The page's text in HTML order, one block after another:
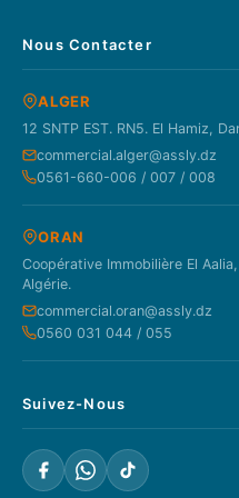
Nous Contacter
ALGER
12 SNTP EST. RN5. El Hamiz,
commercial.alger@assly.dz
0561-660-006 / 007 / 008
ORAN
Coopérative Immobilière El
Algérie.
commercial.oran@assly.dz
0560 031 044 / 055
Suivez-Nous